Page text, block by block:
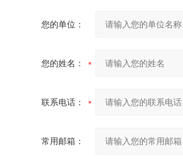
您的单位：
您的姓名：
联系电话：
常用邮箱：